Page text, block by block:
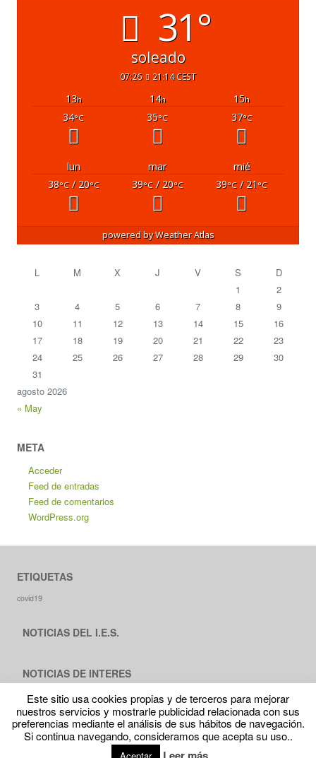
31°
soleado
07:26 21:14 CEST
13h 14h 15h
34°C 35°C 37°C
lun mar
mié
38°C/ 20°C 39°C/ 20°C 39°C / 21 °C
powered byWeather Atlas
agosto 2026
L M X J V S
D
1
2
3
4 5 6 7 8
9
10
11 12 13 14 15
16
17
18 19 20 21 22
23
24
25 26 27 28 29
30
31
« May
META
Acceder
Feed de entradas
Feed de comentarios
WordPress.org
ETIQUETAS
covid19
NOTICIAS DEL I.E.S.
NOTICIAS DE INTERES
Proudly powered by WordPress Theme RCG Forest
Este sitio usa cookies propias y de terceros para mejorar
nuestros servicios y mostrarle publicidad relacionada con sus
preferencias mediante el análisis de sus hábitos de navegación.
Si continua navegando, consideramos que acepta su uso..